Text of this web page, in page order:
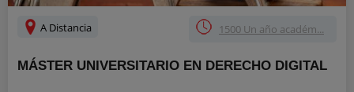
A Distancia 1500 Un año académ...
MÁSTER UNIVERSITARIO EN DERECHO DIGITAL